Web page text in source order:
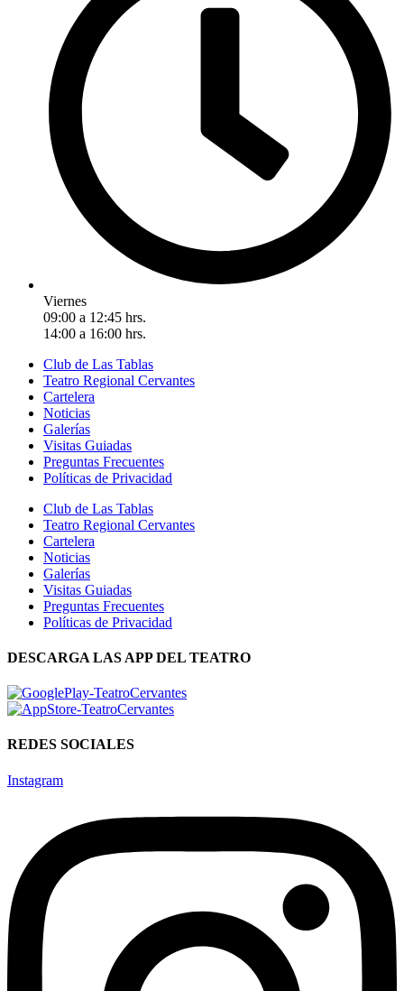
Viernes
09:00 a 12:45 hrs.
14:00 a 16:00 hrs.
Club de Las Tablas
Teatro Regional Cervantes
Cartelera
Noticias
Galerías
Visitas Guiadas
Preguntas Frecuentes
Políticas de Privacidad
Club de Las Tablas
Teatro Regional Cervantes
Cartelera
Noticias
Galerías
Visitas Guiadas
Preguntas Frecuentes
Políticas de Privacidad
DESCARGA LAS APP DEL TEATRO
REDES SOCIALES
Instagram